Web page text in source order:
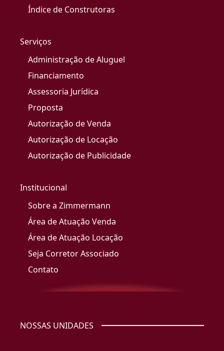
Índice de Construtoras
Serviços
Administração de Aluguel
Financiamento
Assessoria Jurídica
Proposta
Autorização de Venda
Autorização de Locação
Autorização de Publicidade
Institucional
Sobre a Zimmermann
Área de Atuação Venda
Área de Atuação Locação
Seja Corretor Associado
Contato
NOSSAS UNIDADES